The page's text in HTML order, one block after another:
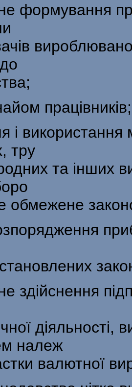
формування
працівників;
і використання
тру­
та інших
обмежене
здійснення
діяльності,
належ­
валютної